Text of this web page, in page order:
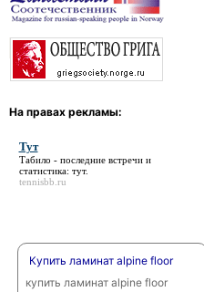
На правах рекламы:
Тут
Табило - последние встречи и
статистика: тут.
tennisbb.ru
Купить ламинат alpine floor
купить ламинат alpine floor